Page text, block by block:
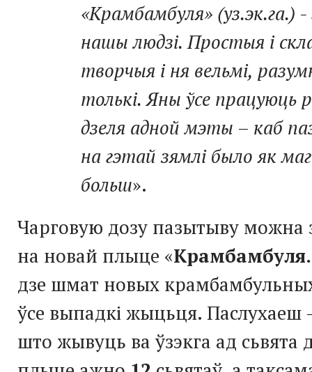
«Крамбамбуля» (уз.эк.га.)
нашы людзі. Простыя і
творчыя і ня вельмі,
толькі. Яны ўсе працуюць
дзеля адной мэты – каб
на гэтай зямлі было як
больш».
Чарговую дозу пазытыву можна
на новай плыце «
дзе шмат новых
ўсе выпадкі жыцьця. Паслухаеш
што жывуць ва ўзэкга ад сьвята